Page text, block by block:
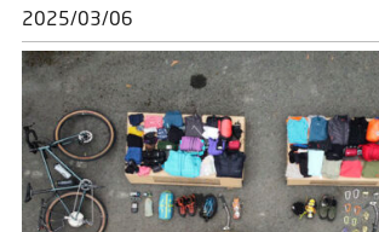
2025/03/06